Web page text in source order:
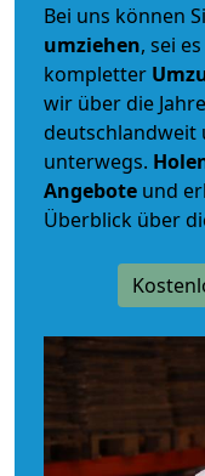
Bei uns können
umziehen, sei
kompletter
wir über die
deutschlandweit
unterwegs.
Angebote und
Überblick über